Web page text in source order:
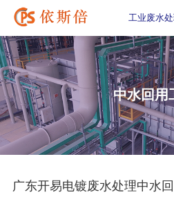
工业废水
中水回用
广东开易电镀废水处理中水